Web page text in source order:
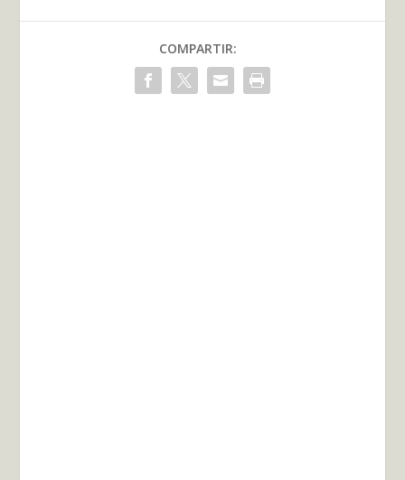
COMPARTIR: